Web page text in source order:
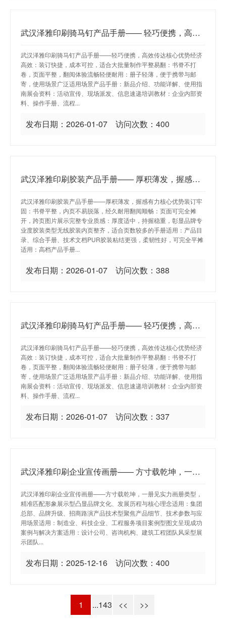
武汉泽雅印刷骑马钉产品手册—— 轻巧便携，高效传达
武汉泽雅印刷骑马钉产品手册——轻巧便携，高效传达核心优势经济
高效：装订快捷，成本可控，适合大批量制作平整易翻：书脊不打
卷，页面平整，翻阅体验流畅轻便耐用：册子轻薄，便于携带与邮
寄，使用场景广泛适用场景产品手册：新品介绍、功能详解、使用指
南展会资料：活动宣传、现场派发、信息速递培训教材：企业内部资
料、操作手册、流程...
发布日期：2026-01-07 访问次数：400
武汉泽雅印刷胶装产品手册—— 厚积薄发，握感有力
武汉泽雅印刷胶装产品手册——厚积薄发，握感有力核心优势装订牢
固：书脊平整，内页不易脱落，经久耐用翻阅顺畅：页面可完全摊
开，跨页图片展示完整专业质感：厚度适中，持握稳重，彰显品牌专
业度胶装类型无线胶装内页整齐，适合页数较多的手册适用：产品目
录、综合手册、技术文档PUR胶装粘结更强，柔韧性好，可完全平摊
适用：高档产品手册...
发布日期：2026-01-07 访问次数：388
武汉泽雅印刷骑马钉产品手册—— 轻巧便携，高效传达
武汉泽雅印刷骑马钉产品手册——轻巧便携，高效传达核心优势经济
高效：装订快捷，成本可控，适合大批量制作平整易翻：书脊不打
卷，页面平整，翻阅体验流畅轻便耐用：册子轻薄，便于携带与邮
寄，使用场景广泛适用场景产品手册：新品介绍、功能详解、使用指
南展会资料：活动宣传、现场派发、信息速递培训教材：企业内部资
料、操作手册、流程...
发布日期：2026-01-07 访问次数：337
武汉泽雅印刷企业宣传画册—— 方寸载乾坤，一册见实力
武汉泽雅印刷企业宣传画册——方寸载乾坤，一册见实力画册类型，
精准匹配形象展示型凸显品牌文化、发展历程与核心理念适用：集团
总部、品牌升级、招商路演产品技术型聚焦产品细节、技术参数与应
用场景适用：制造业、科技企业、工程服务项目案例型图文呈现成功
案例与解决方案适用：设计公司、咨询机构、建筑工程团队风采型展
示团队...
发布日期：2025-12-16 访问次数：400
1 ...143 << >>